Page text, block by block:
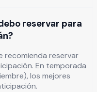
reservar para
recomienda reservar
En temporada
los mejores